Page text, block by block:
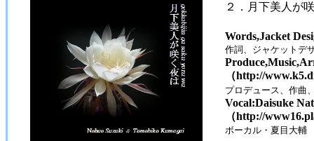
２．月下美人が
Words,Jacket
作詞、ジャケットデ
（http://
プロデュース、作曲
Vocal:Daisuke
（http://
ボーカル・夏目大輔